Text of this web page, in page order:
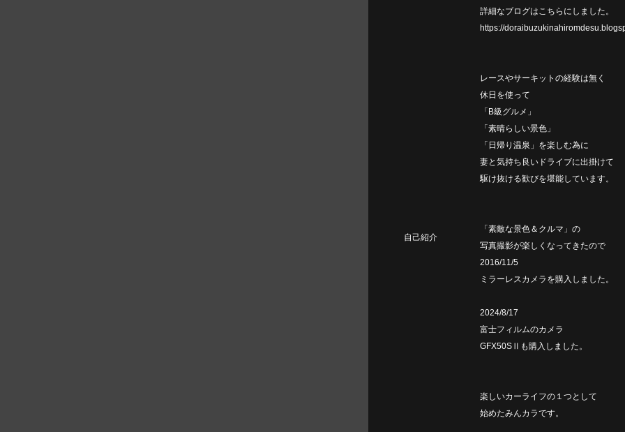
自己紹介
詳細なブログはこちらにしました。
https://
レースやサーキットの経験は無く
休日を使って
「B級グルメ」
「素晴らしい景色」
「日帰り温泉」を楽しむ為に
妻と気持ち良いドライブに出掛けて
駆け抜ける歓びを堪能しています。
「素敵な景色＆クルマ」の
写真撮影が楽しくなってきたので
2016/11/5
ミラーレスカメラを購入しました。
2024/8/17
富士フィルムのカメラ
GFX50SⅡも購入しました。
楽しいカーライフの１つとして
始めたみんカラです。